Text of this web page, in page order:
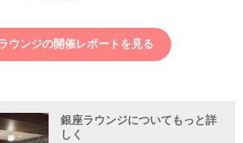
ウンジの開催レポートを見る
銀座ラウンジについてもっと詳
しく